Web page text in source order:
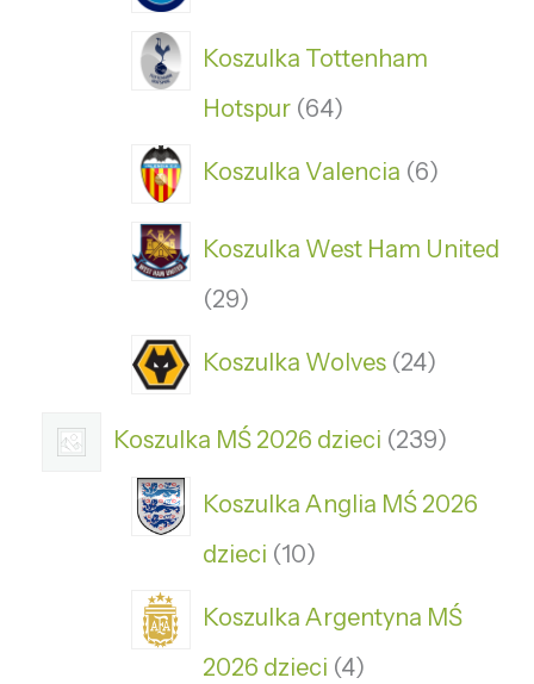
Koszulka Tottenham
Hotspur 64
Koszulka Valencia 6
Koszulka West Ham United
29
Koszulka Wolves 24
Koszulka MŚ 2026 dzieci 239
Koszulka Anglia MŚ 2026
dzieci 10
Koszulka Argentyna MŚ
2026 dzieci 4